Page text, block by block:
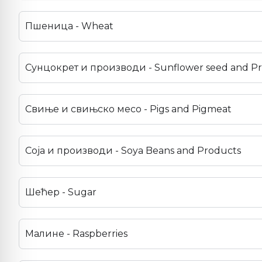
Пшеница - Wheat
Сунцокрет и производи - Sunflower seed and
Свиње и свињско месо - Pigs and Pigmeat
Соја и производи - Soya Beans and Products
Шећер - Sugar
Малине - Raspberries